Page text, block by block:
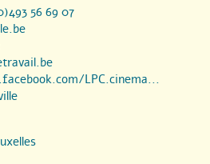
56 69 07
LPC.cinema...